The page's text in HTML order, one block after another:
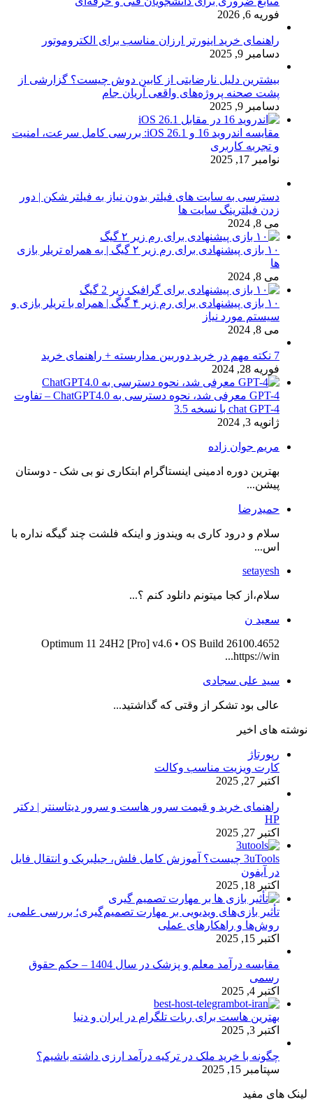
فوریه 6, 2026
راهنمای خرید اینورتر ارزان مناسب برای الکتروموتور
دسامبر 9, 2025
بیشترین دلیل نارضایتی از کابین دوش چیست؟ گزارشی از
پشت صحنه پروژه‌های واقعی آریان جام
دسامبر 9, 2025
مقایسه اندروید 16 و iOS 26.1: بررسی کامل سرعت، امنیت
و تجربه کاربری
نوامبر 17, 2025
دسترسی به سایت های فیلتر بدون نیاز به فیلتر شکن | دور
زدن فیلترینگ سایت ها
می 8, 2024
۱۰ بازی پیشنهادی برای رم زیر ۲ گیگ | به همراه تریلر بازی
ها
می 8, 2024
۱۰ بازی پیشنهادی برای رم زیر ۴ گیگ | همراه با تریلر بازی و
سیستم مورد نیاز
می 8, 2024
7 نکته مهم در خرید دوربین مداربسته + راهنمای خرید
فوریه 28, 2024
GPT-4 معرفی شد، نحوه دسترسی به ChatGPT4.0 – تفاوت
chat GPT-4 با نسخه 3.5
ژانویه 3, 2024
مریم جوان زاده
بهترین دوره ادمینی اینستاگرام ابتکاری نو بی شک - دوستان
پیشن...
حمیدرضا
سلام و درود کاری به ویندوز و اینکه فلشت چند گیگه نداره با
اس...
setayesh
سلام،از کجا میتونم دانلود کنم ؟...
سعید ن
Optimum 11 24H2 [Pro] v4.6 • OS Build 26100.4652
https://win...
سید علی سجادی
عالی بود تشکر از وقتی که گذاشتید...
نوشته های اخیر
رپورتاژ
کارت ویزیت مناسب وکالت
اکتبر 27, 2025
راهنمای خرید و قیمت سرور هاست و سرور دیتاسنتر | دکتر
HP
اکتبر 27, 2025
3uTools چیست؟ آموزش کامل فلش، جیلبریک و انتقال فایل
در آیفون
اکتبر 18, 2025
تأثیر بازی‌های ویدیویی بر مهارت تصمیم‌گیری؛ بررسی علمی،
روش‌ها و راهکارهای عملی
اکتبر 15, 2025
مقایسه درآمد معلم و پزشک در سال 1404 – حکم حقوق
رسمی
اکتبر 4, 2025
بهترین هاست برای ربات تلگرام در ایران و دنیا
اکتبر 3, 2025
چگونه با خرید ملک در ترکیه درآمد ارزی داشته باشیم؟
سپتامبر 15, 2025
لینک های مفید